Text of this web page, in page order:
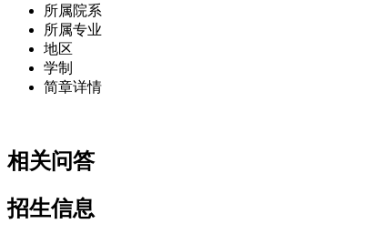
所属院系
所属专业
地区
学制
简章详情
相关问答
招生信息